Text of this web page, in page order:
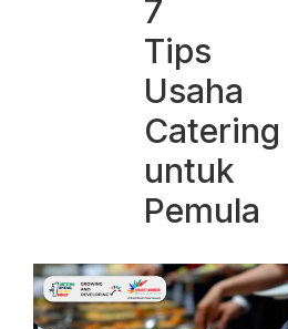
7
Tips
Usaha
Catering
untuk
Pemula